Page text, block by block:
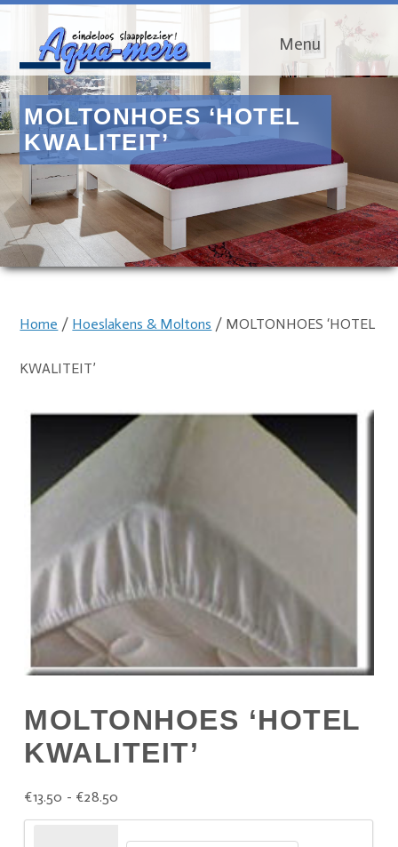
Menu
MOLTONHOES ‘HOTEL
KWALITEIT’
Home / Hoeslakens & Moltons / MOLTONHOES ‘HOTEL
KWALITEIT’
MOLTONHOES ‘HOTEL
KWALITEIT’
€13.50 - €28.50